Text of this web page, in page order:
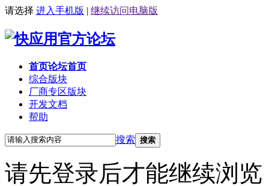
请选择 进入手机版 | 继续访问电脑版
首页论坛首页
综合版块
厂商专区版块
开发文档
帮助
搜索 搜索
请先登录后才能继续浏览